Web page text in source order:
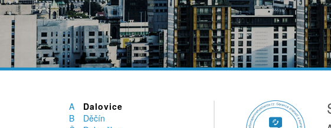
A
B
Česká Skalice
Česká Třebová
České Budějovice
Český Krumlov
Český Těšín
Dalovice
Děčín